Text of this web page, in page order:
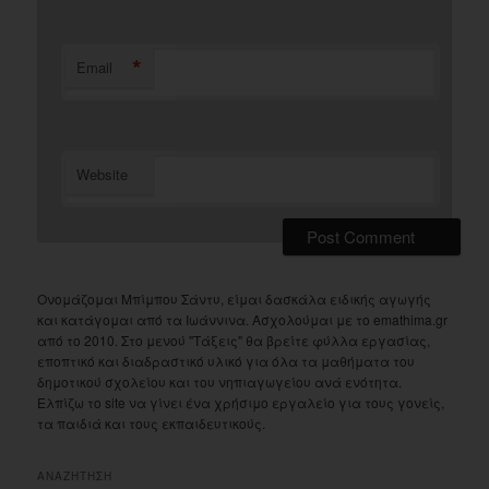
Email *
Website
Ονομάζομαι Μπίμπου Σάντυ, είμαι δασκάλα ειδικής αγωγής
και κατάγομαι από τα Ιωάννινα. Ασχολούμαι με το emathima.gr
από το 2010. Στο μενού "Τάξεις" θα βρείτε φύλλα εργασίας,
εποπτικό και διαδραστικό υλικό για όλα τα μαθήματα του
δημοτικού σχολείου και του νηπιαγωγείου ανά ενότητα.
Ελπίζω το site να γίνει ένα χρήσιμο εργαλείο για τους γονείς,
τα παιδιά και τους εκπαιδευτικούς.
ΑΝΑΖΗΤΗΣΗ